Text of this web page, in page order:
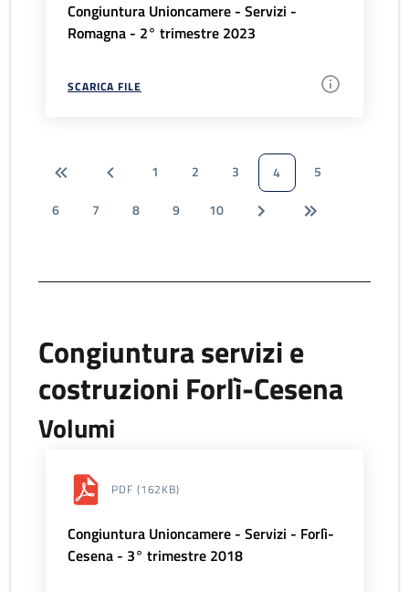
Congiuntura Unioncamere - Servizi -
Romagna - 2° trimestre 2023
SCARICA FILE
1 2 3 4
5
6
7 8 9 10
Congiuntura servizi e
costruzioni Forlì-Cesena
Volumi
PDF (162KB)
Congiuntura Unioncamere - Servizi - Forlì-
Cesena - 3° trimestre 2018